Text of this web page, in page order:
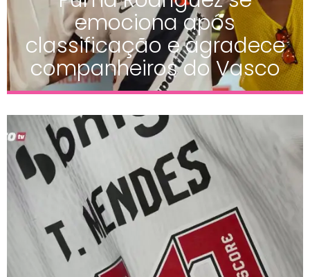
emociona após
classificação e agradece
companheiros do Vasco